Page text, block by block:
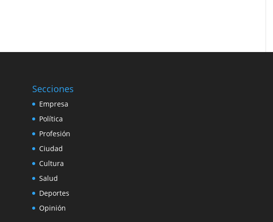
Secciones
Empresa
Política
Profesión
Ciudad
Cultura
Salud
Deportes
Opinión